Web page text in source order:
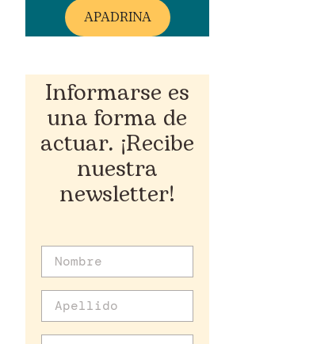
APADRINA
Informarse es
una forma de
actuar. ¡Recibe
nuestra
newsletter!